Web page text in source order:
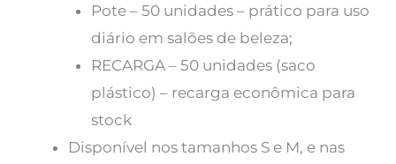
Pote – 50 unidades – prático para uso
diário em salões de beleza;
RECARGA – 50 unidades (saco
plástico) – recarga econômica para
stock
Disponível nos tamanhos S e M, e nas